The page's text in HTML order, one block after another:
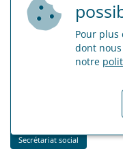
Secrétariat social
Secrétariat social
Pour
dont
notre